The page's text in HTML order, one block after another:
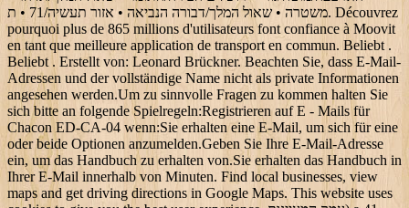
משטרה • שאול המלך/דבורה הנביאה • אזור תעשיה/71 • ת. Découvrez
pourquoi plus de 865 millions d'utilisateurs font confiance à Moovit
en tant que meilleure application de transport en commun. Beliebt .
Beliebt . Erstellt von: Leonard Brückner. Beachten Sie, dass E-Mail-
Adressen und der vollständige Name nicht als private Informationen
angesehen werden.Um zu sinnvolle Fragen zu kommen halten Sie
sich bitte an folgende Spielregeln:Registrieren auf E - Mails für
Chacon ED-CA-04 wenn:Sie erhalten eine E-Mail, um sich für eine
oder beide Optionen anzumelden.Geben Sie Ihre E-Mail-Adresse
ein, um das Handbuch zu erhalten von.Sie erhalten das Handbuch in
Ihrer E-Mail innerhalb von Minuten. Find local businesses, view
maps and get driving directions in Google Maps. This website uses